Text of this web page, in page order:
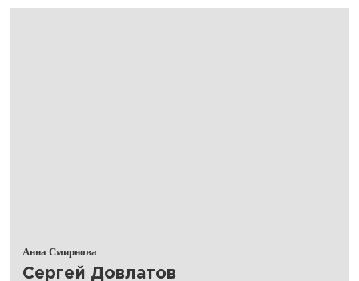
Анна Смирнова
​Сергей Довлатов